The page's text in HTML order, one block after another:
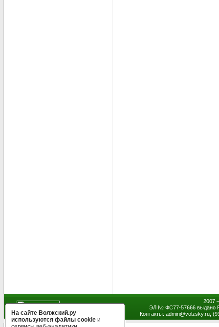
2007
ЭЛ № ФС77-57666 выдано
Контакты: admin@volzsky.ru,
На сайте Волжский.ру
используются файлы cookie и